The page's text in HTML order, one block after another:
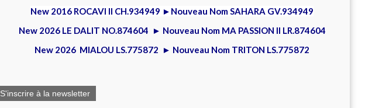
New 2016 ROCAVI II CH.934949 ►Nouveau Nom SAHARA GV.934949
New 2026 LE DALIT NO.874604 ► Nouveau Nom MA PASSION II LR.874604
New 2026 MIALOU LS.775872 ► Nouveau Nom TRITON LS.775872
S'inscrire à la newsletter